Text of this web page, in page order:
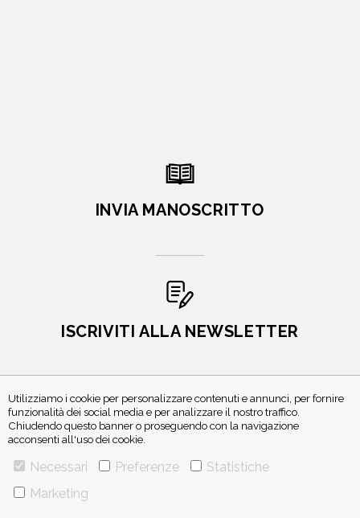
Utilizziamo i cookie per personalizzare contenuti e annunci, per fornire
funzionalità dei social media e per analizzare il nostro traffico.
Chiudendo questo banner o proseguendo con la navigazione
acconsenti all'uso dei cookie.
Necessari Preferenze
Statistiche
Marketing
INVIA MANOSCRITTO
ISCRIVITI ALLA NEWSLETTER